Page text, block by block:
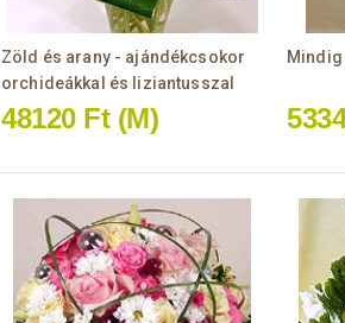
Zöld és arany - ajándékcsokor
orchideákkal és liziantusszal
48120 Ft (M)